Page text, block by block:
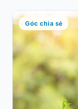
Góc chia sẻ